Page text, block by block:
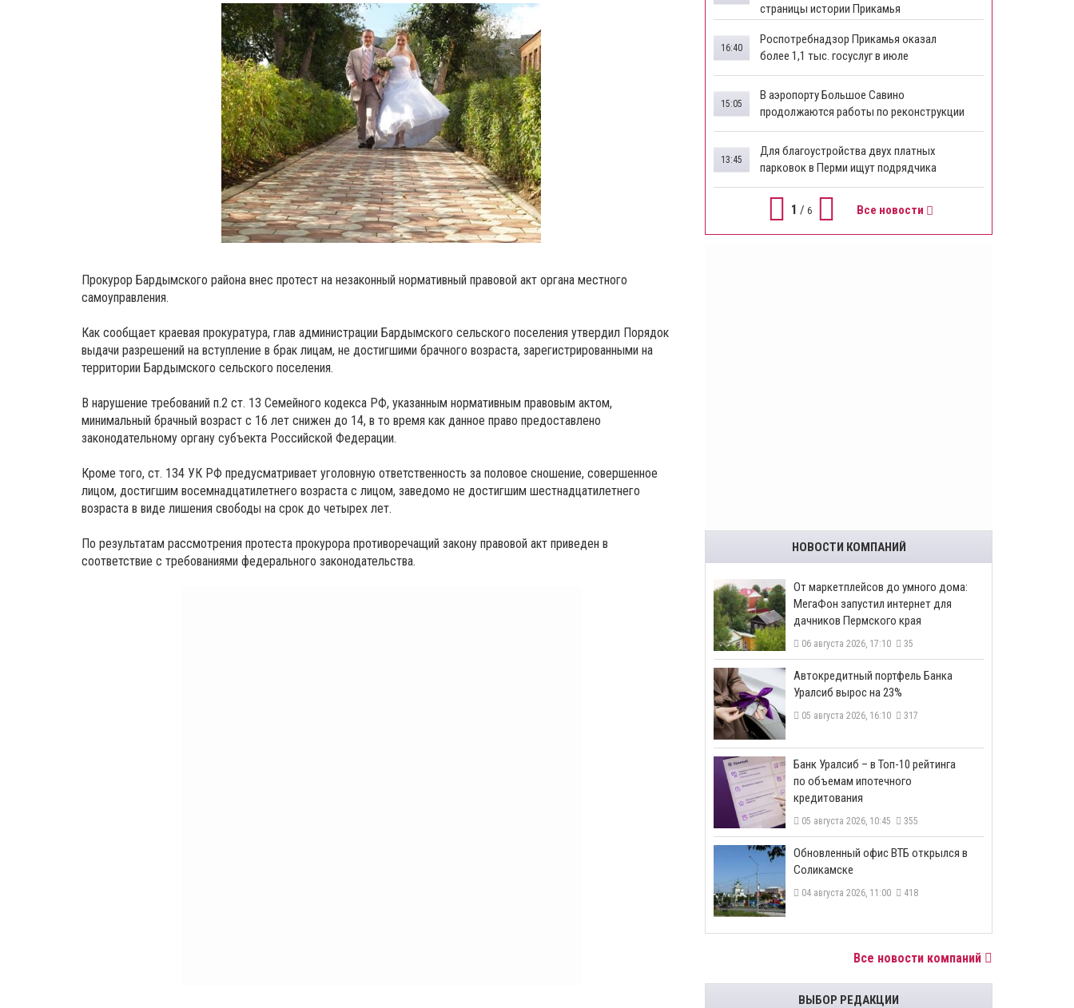
Прокурор Бардымского района внес протест на незаконный нормативный правовой акт органа местного
самоуправления.
Как сообщает краевая прокуратура, глав администрации Бардымского сельского поселения утвердил Порядок
выдачи разрешений на вступление в брак лицам, не достигшими брачного возраста, зарегистрированными на
территории Бардымского сельского поселения.
В нарушение требований п.2 ст. 13 Семейного кодекса РФ, указанным нормативным правовым актом,
минимальный брачный возраст с 16 лет снижен до 14, в то время как данное право предоставлено
законодательному органу субъекта Российской Федерации.
Кроме того, ст. 134 УК РФ предусматривает уголовную ответственность за половое сношение, совершенное
лицом, достигшим восемнадцатилетнего возраста с лицом, заведомо не достигшим шестнадцатилетнего
возраста в виде лишения свободы на срок до четырех лет.
По результатам рассмотрения протеста прокурора противоречащий закону правовой акт приведен в
соответствие с требованиями федерального законодательства.
страницы истории Прикамья
Роспотребнадзор Прикамья оказал
более 1,1 тыс. госуслуг в июле
16:40
В аэропорту Большое Савино
продолжаются работы по реконструкции
15:05
Для благоустройства двух платных
парковок в Перми ищут подрядчика
13:45
1 / 6 Все новости
НОВОСТИ КОМПАНИЙ
От маркетплейсов до умного дома:
МегаФон запустил интернет для
дачников Пермского края
06 августа 2026, 17:10 35
​Автокредитный портфель Банка
Уралсиб вырос на 23%
05 августа 2026, 16:10 317
​Банк Уралсиб – в Топ-10 рейтинга
по объемам ипотечного
кредитования
05 августа 2026, 10:45 355
​Обновленный офис ВТБ открылся в
Соликамске
04 августа 2026, 11:00 418
Все новости компаний
ВЫБОР РЕДАКЦИИ